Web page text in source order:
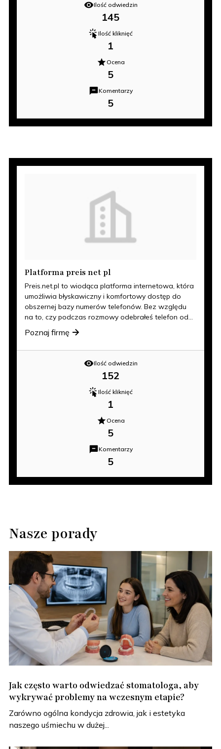
Ilość odwiedzin
145
Ilość kliknięć
1
Ocena
5
Komentarzy
5
Platforma preis net pl
Preis.net.pl to wiodąca platforma internetowa, która
umożliwia błyskawiczny i komfortowy dostęp do
obszernej bazy numerów telefonów. Bez względu
na to, czy podczas rozmowy odebrałeś telefon od...
Poznaj firmę
Ilość odwiedzin
152
Ilość kliknięć
1
Ocena
5
Komentarzy
5
Nasze porady
Jak często warto odwiedzać stomatologa, aby
wykrywać problemy na wczesnym etapie?
Zarówno ogólna kondycja zdrowia, jak i estetyka
naszego uśmiechu w dużej...